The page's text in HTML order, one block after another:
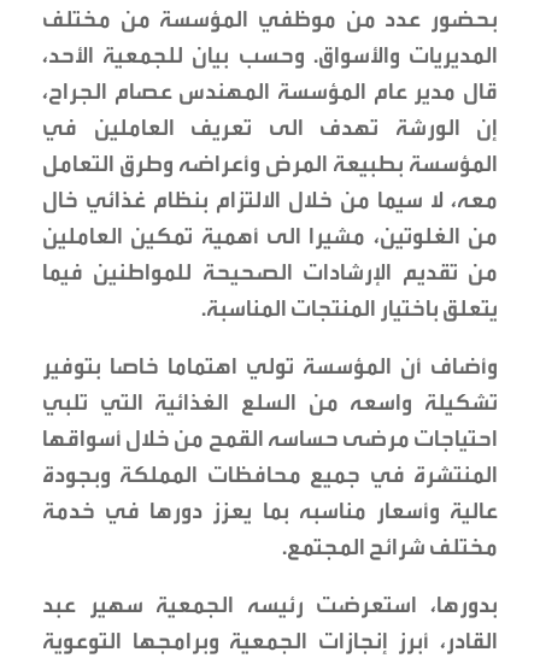
بحضور عدد من موظفي المؤسسة من مختلف
المديريات والأسواق. وحسب بيان للجمعية الأحد،
قال مدير عام المؤسسة المهندس عصام الجراح،
إن الورشة تهدف الى تعريف العاملين في
المؤسسة بطبيعة المرض وأعراضه وطرق التعامل
معه، لا سيما من خلال الالتزام بنظام غذائي خال
من الغلوتين، مشيرا الى أهمية تمكين العاملين
من تقديم الإرشادات الصحيحة للمواطنين فيما
يتعلق باختيار المنتجات المناسبة.
وأضاف أن المؤسسة تولي اهتماما خاصا بتوفير
تشكيلة واسعه من السلع الغذائية التي تلبي
احتياجات مرضى حساسه القمح من خلال أسواقها
المنتشرة في جميع محافظات المملكة وبجودة
عالية وأسعار مناسبه بما يعزز دورها في خدمة
مختلف شرائح المجتمع.
بدورها، استعرضت رئيسه الجمعية سهير عبد
القادر، أبرز إنجازات الجمعية وبرامجها التوعوية